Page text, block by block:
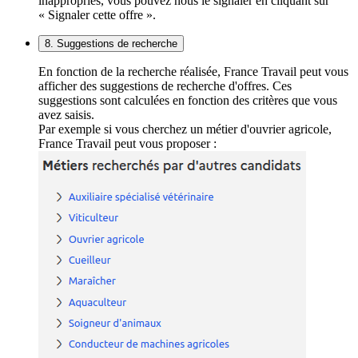
« Signaler cette offre ».
8. Suggestions de recherche
En fonction de la recherche réalisée, France Travail peut vous
afficher des suggestions de recherche d'offres. Ces
suggestions sont calculées en fonction des critères que vous
avez saisis.
Par exemple si vous cherchez un métier d'ouvrier agricole,
France Travail peut vous proposer :